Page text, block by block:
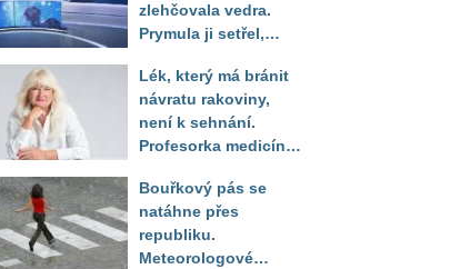
zlehčovala vedra.
Prymula ji setřel,
číslo
Lék, který má bránit
návratu rakoviny,
není k sehnání.
Profesorka medicíny
pacientka
Bouřkový pás se
natáhne přes
republiku.
Meteorologové